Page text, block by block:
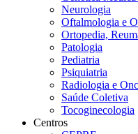
Neurologia
Oftalmologia e
Ortopedia,
Patologia
Pediatria
Psiquiatria
Radiologia e
Saúde Coletiva
Tocoginecologia
Centros